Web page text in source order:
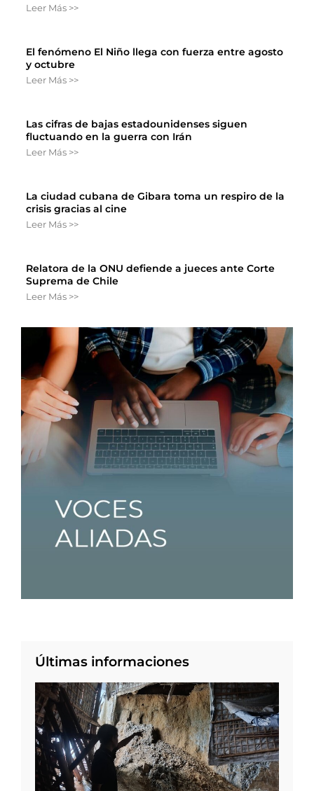
Leer Más >>
El fenómeno El Niño llega con fuerza entre agosto
y octubre
Leer Más >>
Las cifras de bajas estadounidenses siguen
fluctuando en la guerra con Irán
Leer Más >>
La ciudad cubana de Gibara toma un respiro de la
crisis gracias al cine
Leer Más >>
Relatora de la ONU defiende a jueces ante Corte
Suprema de Chile
Leer Más >>
Últimas informaciones